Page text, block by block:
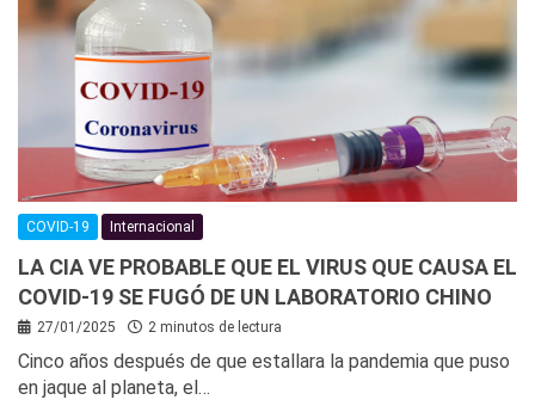
COVID-19 Internacional
LA CIA VE PROBABLE QUE EL VIRUS QUE CAUSA EL
COVID-19 SE FUGÓ DE UN LABORATORIO CHINO
27/01/2025 2 minutos de lectura
Cinco años después de que estallara la pandemia que puso
en jaque al planeta, el…